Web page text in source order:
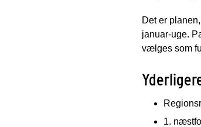
Det er
januar-uge.
vælges som
1.